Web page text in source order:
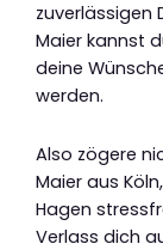
zuverlässigen
Maier kannst
deine
werden.
Also zögere
Maier aus
Hagen
Verlass dich